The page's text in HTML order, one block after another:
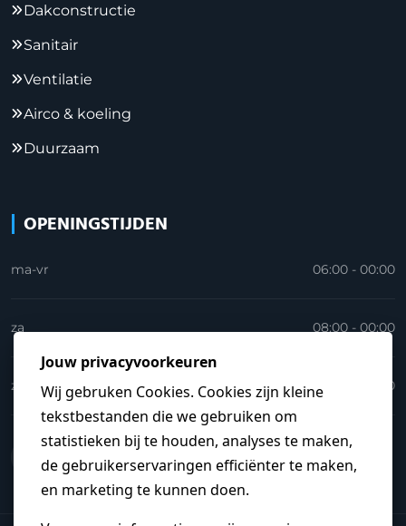
Dakconstructie
Sanitair
Ventilatie
Airco & koeling
Duurzaam
OPENINGSTIJDEN
ma-vr 06:00 - 00:00
za 08:00 - 00:00
zo 09:00 - 23:30